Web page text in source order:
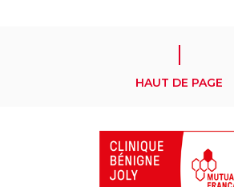
HAUT DE PAGE